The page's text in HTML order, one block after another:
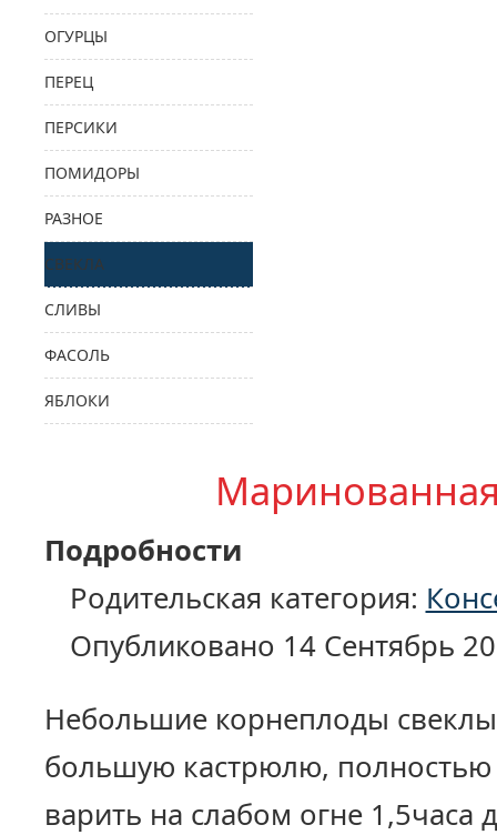
ОГУРЦЫ
ПЕРЕЦ
ПЕРСИКИ
ПОМИДОРЫ
РАЗНОЕ
СВЕКЛА
СЛИВЫ
ФАСОЛЬ
ЯБЛОКИ
Подробности
Родительская категория:
Опубликовано 14 Сентябрь
Небольшие корнеплоды
большую кастрюлю, полностью
варить на слабом огне 1,5часа